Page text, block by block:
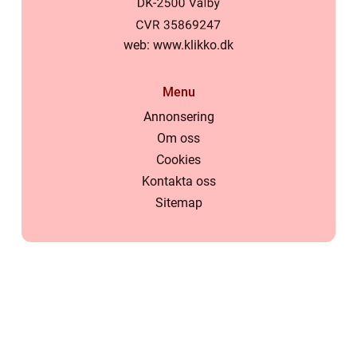
web: www.klikko.dk
Menu
Annonsering
Om oss
Cookies
Kontakta oss
Sitemap